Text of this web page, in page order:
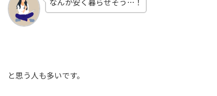
と思う人も多いです。